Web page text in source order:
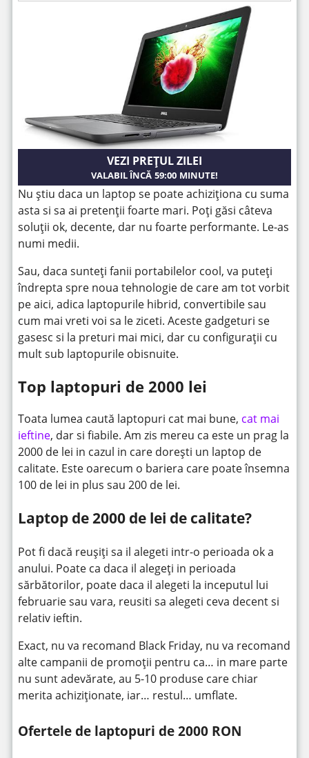
VEZI PREȚUL ZILEI
VALABIL ÎNCĂ 59:00 MINUTE!
Nu știu daca un laptop se poate achiziționa cu suma
asta si sa ai pretenții foarte mari. Poți găsi câteva
soluții ok, decente, dar nu foarte performante. Le-as
numi medii.
Sau, daca sunteți fanii portabilelor cool, va puteți
îndrepta spre noua tehnologie de care am tot vorbit
pe aici, adica laptopurile hibrid, convertibile sau
cum mai vreti voi sa le ziceti. Aceste gadgeturi se
gasesc si la preturi mai mici, dar cu configurații cu
mult sub laptopurile obisnuite.
Top laptopuri de 2000 lei
Toata lumea caută laptopuri cat mai bune, cat mai
ieftine, dar si fiabile. Am zis mereu ca este un prag la
2000 de lei in cazul in care dorești un laptop de
calitate. Este oarecum o bariera care poate însemna
100 de lei in plus sau 200 de lei.
Laptop de 2000 de lei de calitate?
Pot fi dacă reușiți sa il alegeti intr-o perioada ok a
anului. Poate ca daca il alegeți in perioada
sărbătorilor, poate daca il alegeti la inceputul lui
februarie sau vara, reusiti sa alegeti ceva decent si
relativ ieftin.
Exact, nu va recomand Black Friday, nu va recomand
alte campanii de promoții pentru ca… in mare parte
nu sunt adevărate, au 5-10 produse care chiar
merita achiziționate, iar… restul… umflate.
Ofertele de laptopuri de 2000 RON